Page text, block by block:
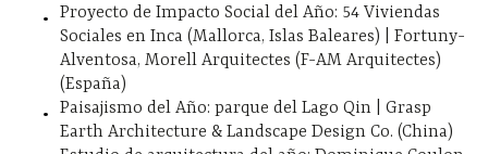
Proyecto de Impacto Social del Año: 54 Viviendas
Sociales en Inca (Mallorca, Islas Baleares) | Fortuny-
Alventosa, Morell Arquitectes (F-AM Arquitectes)
(España)
Paisajismo del Año: parque del Lago Qin | Grasp
Earth Architecture & Landscape Design Co. (China)